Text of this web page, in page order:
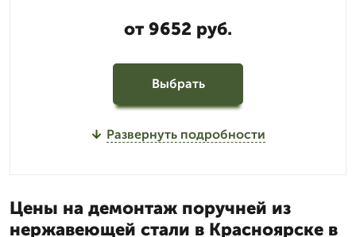
от 9652 руб.
Выбрать
Развернуть подробности
Цены на демонтаж поручней из
нержавеющей стали в Красноярске в